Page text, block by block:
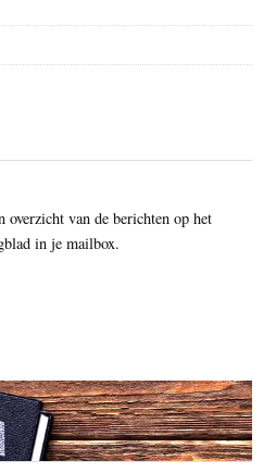
overzicht van de berichten op het
in je mailbox.